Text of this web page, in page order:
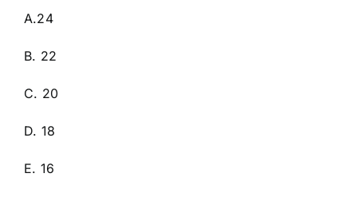
A.24
B. 22
C. 20
D. 18
E. 16